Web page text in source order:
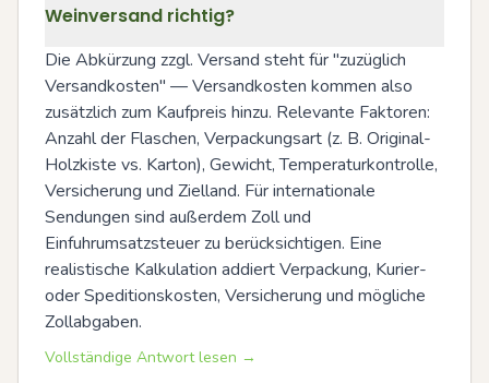
Weinversand richtig?
Die Abkürzung zzgl. Versand steht für "zuzüglich
Versandkosten" — Versandkosten kommen also
zusätzlich zum Kaufpreis hinzu. Relevante Faktoren:
Anzahl der Flaschen, Verpackungsart (z. B. Original-
Holzkiste vs. Karton), Gewicht, Temperaturkontrolle,
Versicherung und Zielland. Für internationale
Sendungen sind außerdem Zoll und
Einfuhrumsatzsteuer zu berücksichtigen. Eine
realistische Kalkulation addiert Verpackung, Kurier-
oder Speditionskosten, Versicherung und mögliche
Zollabgaben.
Vollständige Antwort lesen →